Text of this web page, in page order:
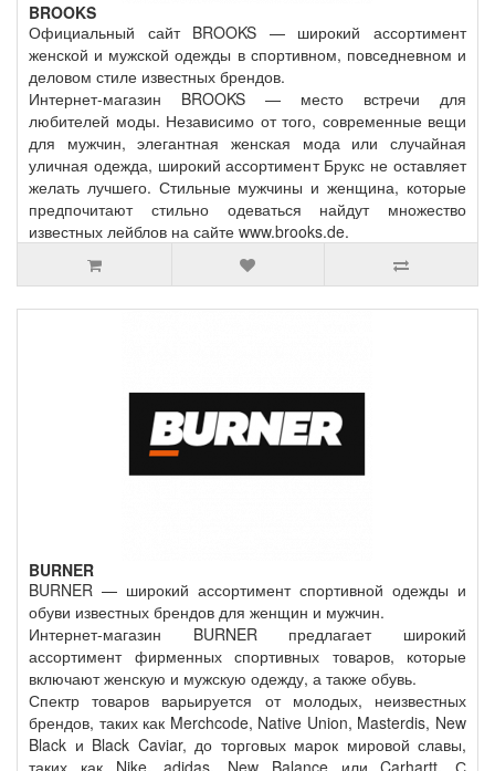
BROOKS
Официальный сайт BROOKS — широкий ассортимент
женской и мужской одежды в спортивном, повседневном и
деловом стиле известных брендов.
Интернет-магазин BROOKS — место встречи для
любителей моды. Независимо от того, современные вещи
для мужчин, элегантная женская мода или случайная
уличная одежда, широкий ассортимент Брукс не оставляет
желать лучшего. Стильные мужчины и женщина, которые
предпочитают стильно одеваться найдут множество
известных лейблов на сайте www.brooks.de.
BURNER
BURNER — широкий ассортимент спортивной одежды и
обуви известных брендов для женщин и мужчин.
Интернет-магазин BURNER предлагает широкий
ассортимент фирменных спортивных товаров, которые
включают женскую и мужскую одежду, а также обувь.
Спектр товаров варьируется от молодых, неизвестных
брендов, таких как Merchcode, Native Union, Masterdis, New
Black и Black Caviar, до торговых марок мировой славы,
таких как Nike, adidas, New Balance или Carhartt. С